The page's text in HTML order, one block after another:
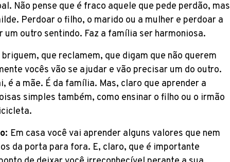
Não pense que é fraco aquele que pede perdão, mas
Perdoar o filho, o marido ou a mulher e perdoar a
um outro sentindo. Faz a família ser harmoniosa.
que reclamem, que digam que não querem
vocês vão se ajudar e vão precisar um do outro.
é a mãe. É da família. Mas, claro que aprender a
simples também, como ensinar o filho ou o irmão
Em casa você vai aprender alguns valores que nem
da porta para fora. E, claro, que é importante